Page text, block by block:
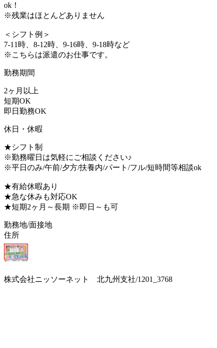
ok！
※残業はほとんどありません
＜シフト例＞
7-11時、8-12時、9-16時、9-18時など
※こちらは派遣のお仕事です。
勤務期間
2ヶ月以上
短期OK
即日勤務OK
休日・休暇
★シフト制
※勤務曜日は気軽にご相談ください♪
※平日のみ/午前/夕方/扶養内/パート/フル/短時間等相談ok
★有給休暇あり
★急な休みも対応OK
★短期2ヶ月～長期 ※即日～も可
勤務地/面接地
住所
株式会社ニッソーネット 北九州支社/1201_3768